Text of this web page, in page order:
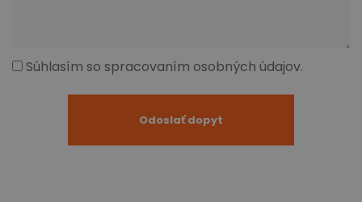
Súhlasím so spracovaním osobných údajov.